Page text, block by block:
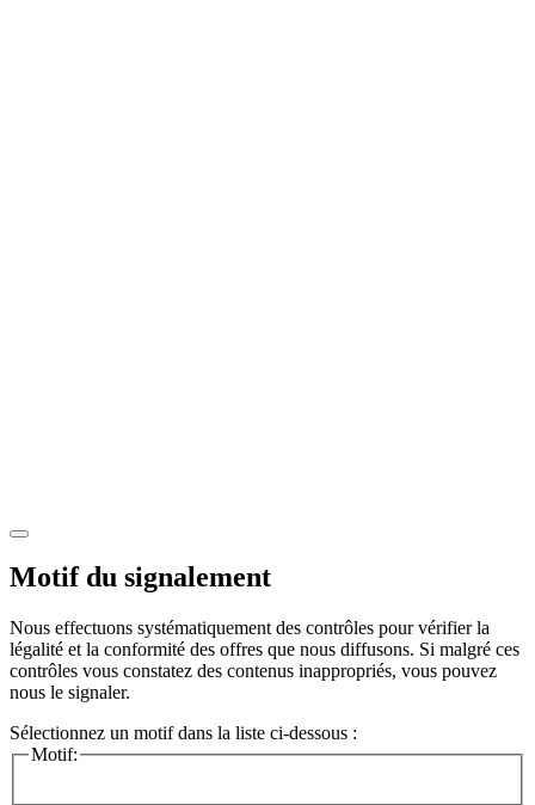
Motif du signalement
Nous effectuons systématiquement des contrôles pour vérifier la
légalité et la conformité des offres que nous diffusons. Si malgré ces
contrôles vous constatez des contenus inappropriés, vous pouvez
nous le signaler.
Sélectionnez un motif dans la liste ci-dessous :
Motif: